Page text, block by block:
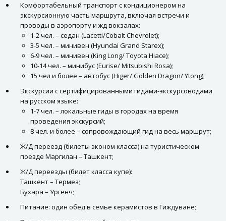
Комфортабельный транспорт с кондиционером на
экскурсионную часть маршрута, включая встречи и
проводы в аэропорту и жд вокзалах:
1-2 чел. – седан (Lacetti/Cobalt Chevrolet);
3-5 чел. – минивен (Hyundai Grand Starex);
6-9 чел. – минивен (King Long/ Toyota Hiace);
10-14 чел. – минибус (Eurise/ Mitsubishi Rosa);
15 чел и более – автобус (Higer/ Golden Dragon/ Ytong);
Экскурсии с сертифицированными гидами-экскурсоводами
на русском языке:
1-7 чел. – локальные гиды в городах на время
проведения экскурсий;
8 чел. и более – сопровождающий гид на весь маршрут;
Ж/Д переезд (билеты эконом класса) на туристическом
поезде Маргилан – Ташкент;
Ж/Д переезды (билет класса купе):
Ташкент – Термез;
Бухара – Ургенч;
Питание: один обед в семье керамистов в Гиждуване;